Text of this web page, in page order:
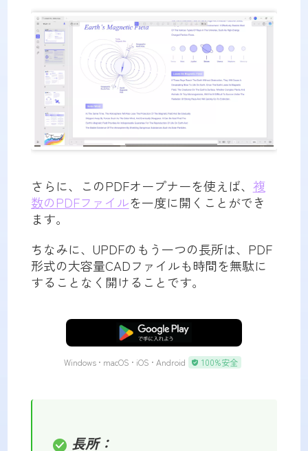
さらに、このPDFオープナーを使えば、 複
数のPDFファイルを一度に開くことができ
ます。
ちなみに、UPDFのもう一つの長所は、PDF
形式の大容量CADファイルも時間を無駄に
することなく開けることです。
無料ダウンロード
Windows • macOS • iOS • Android 100%安全
長所：